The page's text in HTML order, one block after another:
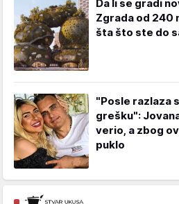
Da li se gradi
Zgrada od 240
šta što ste do
"Posle razlaza
grešku":
verio, a zbog
puklo